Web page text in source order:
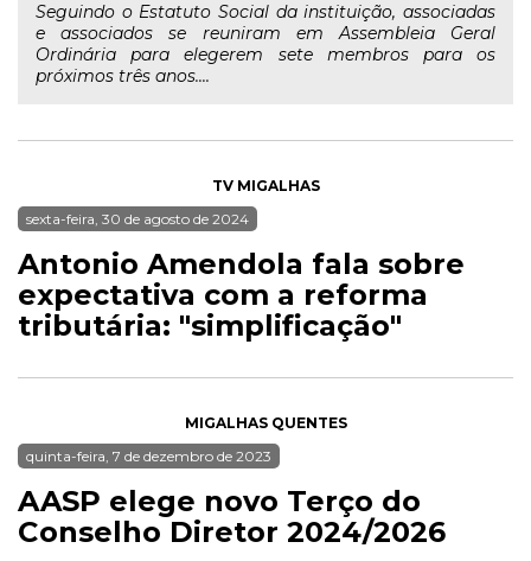
Seguindo o Estatuto Social da instituição, associadas
e associados se reuniram em Assembleia Geral
Ordinária para elegerem sete membros para os
próximos três anos....
TV MIGALHAS
sexta-feira, 30 de agosto de 2024
Antonio Amendola fala sobre
expectativa com a reforma
tributária: "simplificação"
MIGALHAS QUENTES
quinta-feira, 7 de dezembro de 2023
AASP elege novo Terço do
Conselho Diretor 2024/2026